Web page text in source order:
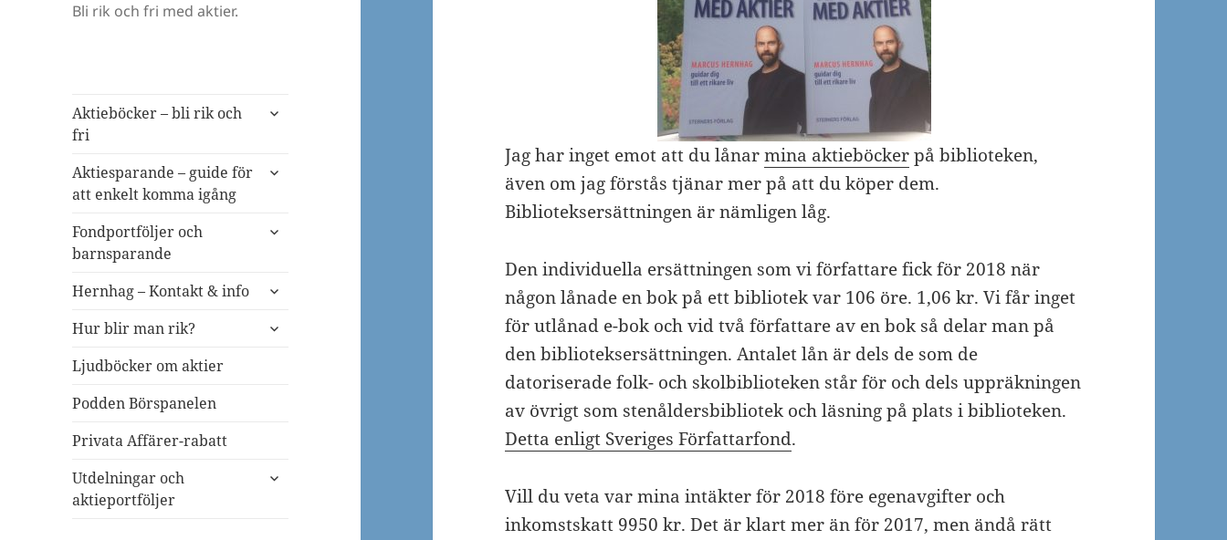
Bli rik och fri med aktier.
Aktieböcker – bli rik och
fri
expandera
Aktiesparande – guide för
att enkelt komma igång
expandera
Fondportföljer och
barnsparande
expandera
Hernhag – Kontakt & info
expandera
Hur blir man rik?
expandera
Ljudböcker om aktier
Podden Börspanelen
Privata Affärer-rabatt
Utdelningar och
aktieportföljer
expandera
Jag har inget emot att du lånarmina aktieböckerpå biblioteken,
även om jag förstås tjänar mer på att du köper dem.
Biblioteksersättningen är nämligen låg.
Den individuella ersättningen som vi författare fick för 2018 när
någon lånade en bok på ett bibliotek var 106 öre. 1,06 kr. Vi får inget
för utlånad e-bok och vid två författare av en bok så delar man på
den biblioteksersättningen. Antalet lån är dels de som de
datoriserade folk- och skolbiblioteken står för och dels uppräkningen
av övrigt som stenåldersbibliotek och läsning på plats i biblioteken.
Detta enligt Sveriges Författarfond.
Vill du veta var mina intäkter för 2018 före egenavgifter och
inkomstskatt 9950 kr. Det är klart mer än för 2017, men ändå rätt